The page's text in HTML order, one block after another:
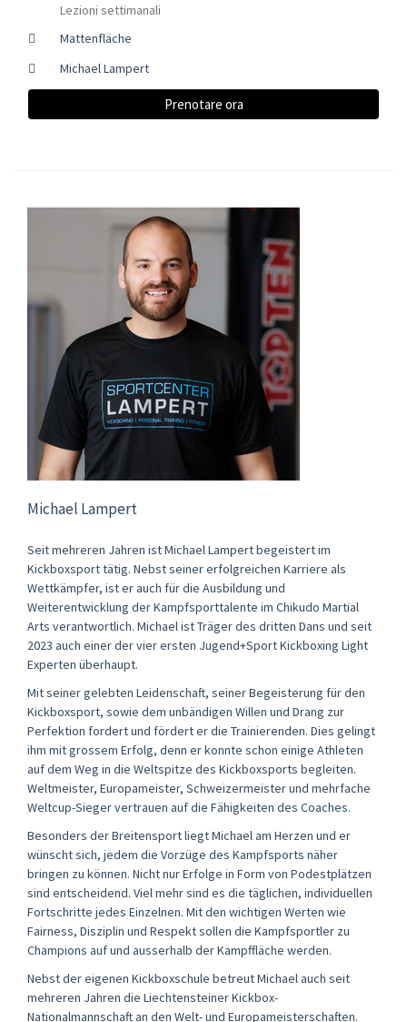
Lezioni settimanali
Mattenfläche
Michael Lampert
Prenotare ora
Michael Lampert
Seit mehreren Jahren ist Michael Lampert begeistert im
Kickboxsport tätig. Nebst seiner erfolgreichen Karriere als
Wettkämpfer, ist er auch für die Ausbildung und
Weiterentwicklung der Kampfsporttalente im Chikudo Martial
Arts verantwortlich. Michael ist Träger des dritten Dans und seit
2023 auch einer der vier ersten Jugend+Sport Kickboxing Light
Experten überhaupt.
Mit seiner gelebten Leidenschaft, seiner Begeisterung für den
Kickboxsport, sowie dem unbändigen Willen und Drang zur
Perfektion fordert und fördert er die Trainierenden. Dies gelingt
ihm mit grossem Erfolg, denn er konnte schon einige Athleten
auf dem Weg in die Weltspitze des Kickboxsports begleiten.
Weltmeister, Europameister, Schweizermeister und mehrfache
Weltcup-Sieger vertrauen auf die Fähigkeiten des Coaches.
Besonders der Breitensport liegt Michael am Herzen und er
wünscht sich, jedem die Vorzüge des Kampfsports näher
bringen zu können. Nicht nur Erfolge in Form von Podestplätzen
sind entscheidend. Viel mehr sind es die täglichen, individuellen
Fortschritte jedes Einzelnen. Mit den wichtigen Werten wie
Fairness, Disziplin und Respekt sollen die Kampfsportler zu
Champions auf und ausserhalb der Kampffläche werden.
Nebst der eigenen Kickboxschule betreut Michael auch seit
mehreren Jahren die Liechtensteiner Kickbox-
Nationalmannschaft an den Welt- und Europameisterschaften.